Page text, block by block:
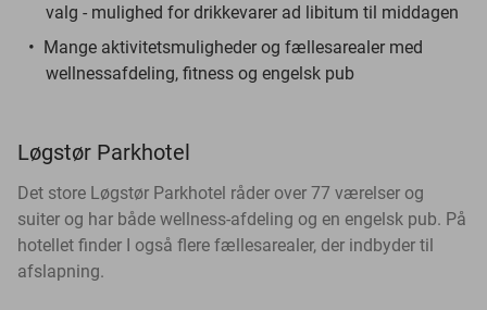
valg - mulighed for drikkevarer ad libitum til middagen
Mange aktivitetsmuligheder og fællesarealer med
wellnessafdeling, fitness og engelsk pub
Løgstør Parkhotel
Det store Løgstør Parkhotel råder over 77 værelser og
suiter og har både wellness-afdeling og en engelsk pub. På
hotellet finder I også flere fællesarealer, der indbyder til
afslapning.